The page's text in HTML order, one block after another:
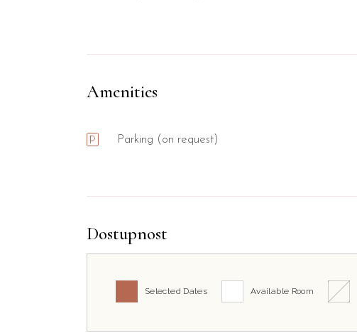
Amenities
Parking (on request)
Dostupnost
Selected Dates Available Room